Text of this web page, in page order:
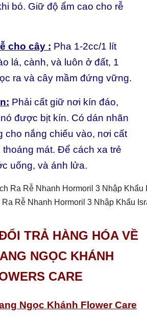
bó. Giữ độ ẩm cao cho rễ
cho cây : Pha 1-2cc/1 lít
lá, cành, và luôn ở đất, 1
ra và cây mầm đứng vững.
Phải cất giữ nơi kín đáo,
được bịt kín. Có dán nhãn
cho nắng chiếu vào, nơi cất
mát. Để cách xa trẻ
uống, và ánh lửa.
Ra Rễ Nhanh Hormoril 3 Nhập Khẩu
TRẢ HÀNG HÓA VỀ
NGỌC KHÁNH
CARE
Ngọc Khánh Flower Care